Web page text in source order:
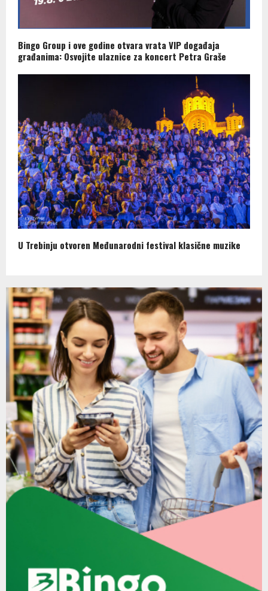
Bingo Group i ove godine otvara vrata VIP događaja
građanima: Osvojite ulaznice za koncert Petra Graše
U Trebinju otvoren Međunarodni festival klasične muzike